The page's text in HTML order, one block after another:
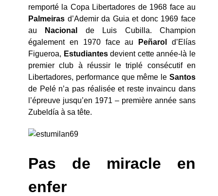
remporté la Copa Libertadores de 1968 face au
Palmeiras d’Ademir da Guia et donc 1969 face
au
Nacional
de Luis Cubilla. Champion
également en 1970 face au
Peñarol
d’Elías
Figueroa, Estudiantesdevient cette année-là le
premier club à réussir le triplé consécutif en
Libertadores, performance que même le Santos
de Pelé n’a pas réalisée et reste invaincu dans
l’épreuve jusqu’en 1971 – première année sans
Zubeldía à sa tête.
Pas de miracle en
enfer